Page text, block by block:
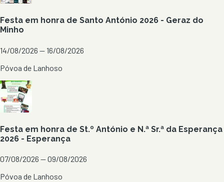
Festa em honra de Santo António 2026 - Geraz do
Minho
14/08/2026 — 16/08/2026
Póvoa de Lanhoso
Festa em honra de St.º António e N.ª Sr.ª da Esperança
2026 - Esperança
07/08/2026 — 09/08/2026
Póvoa de Lanhoso